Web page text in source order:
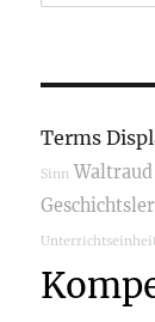
Terms
Sinn